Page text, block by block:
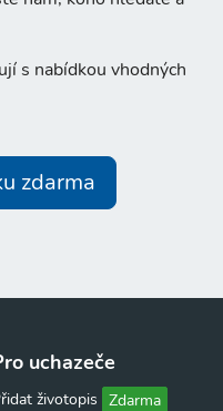
s nabídkou vhodných
zdarma
uchazeče
životopis Zdarma